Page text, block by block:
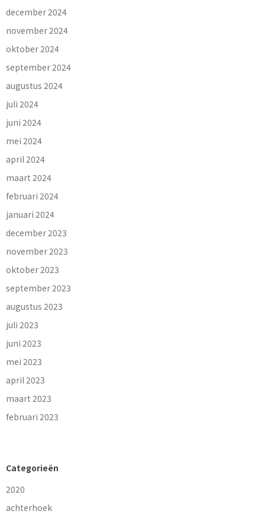
december 2024
november 2024
oktober 2024
september 2024
augustus 2024
juli 2024
juni 2024
mei 2024
april 2024
maart 2024
februari 2024
januari 2024
december 2023
november 2023
oktober 2023
september 2023
augustus 2023
juli 2023
juni 2023
mei 2023
april 2023
maart 2023
februari 2023
Categorieën
2020
achterhoek